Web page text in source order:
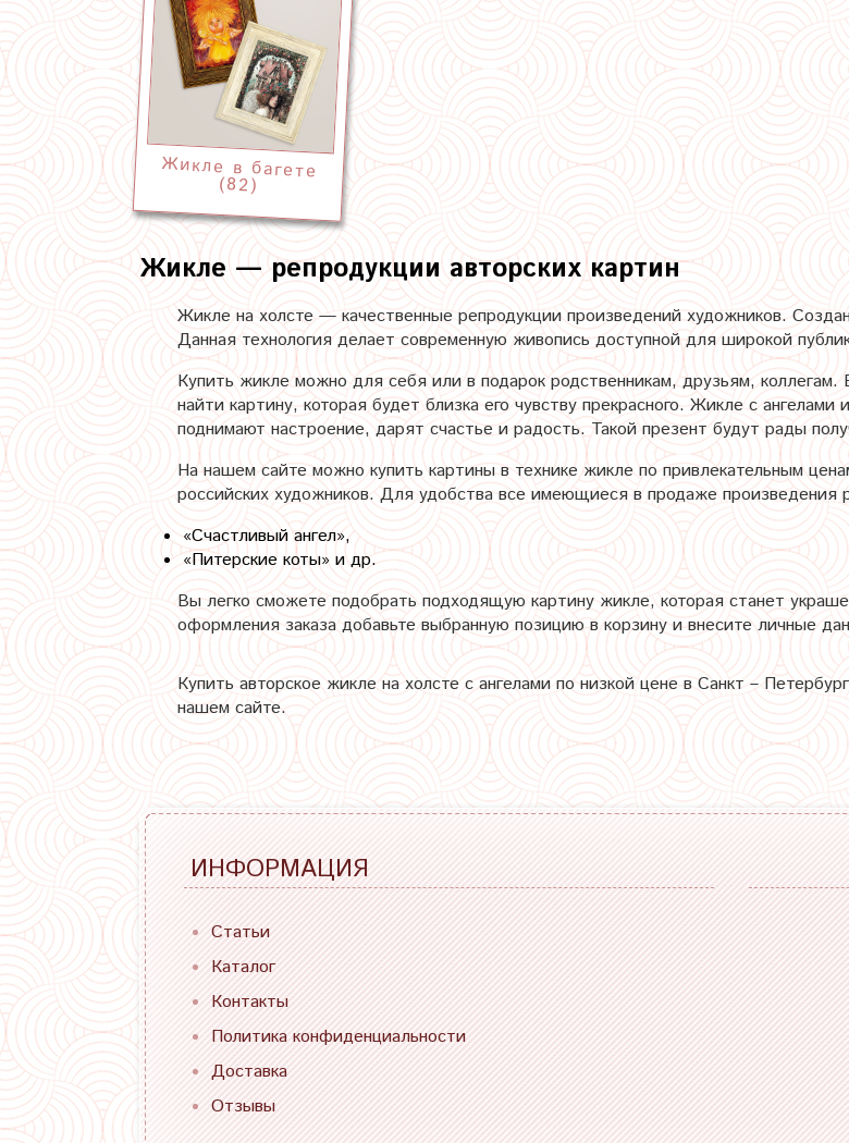
Жикле в багете
(82)
Жикле — репродукции авторских картин
Жикле на холсте — качественные репродукции произведений художников.
Данная технология делает современную живопись доступной для широкой
Купить жикле можно для себя или в подарок родственникам, друзьям,
найти картину, которая будет близка его чувству прекрасного. Жикле с
поднимают настроение, дарят счастье и радость. Такой презент будут рады
На нашем сайте можно купить картины в технике жикле по привлекательным
российских художников. Для удобства все имеющиеся в продаже произведения
«Счастливый ангел»,
«Питерские коты» и др.
Вы легко сможете подобрать подходящую картину жикле, которая станет
оформления заказа добавьте выбранную позицию в корзину и внесите личные
Купить авторское жикле на холсте с ангелами по низкой цене в Санкт –
нашем сайте.
ИНФОРМАЦИЯ
Статьи
Каталог
Контакты
Политика конфиденциальности
Доставка
Отзывы